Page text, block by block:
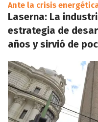
Ante la crisis
Laserna: La
estrategia de
años y sirvió de